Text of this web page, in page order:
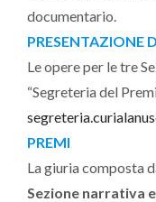
documentario.
PRESENTAZIONE
Le opere per le tre
“Segreteria del
PREMI
La giuria composta
Sezione narrativa